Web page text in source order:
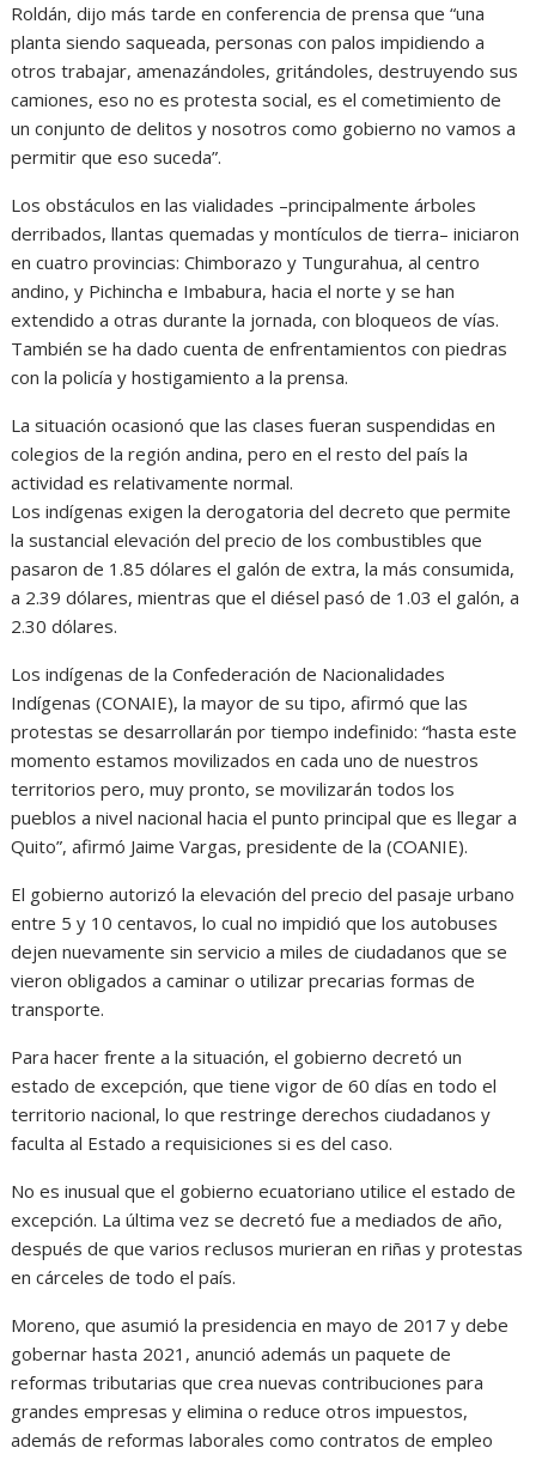
Roldán, dijo más tarde en conferencia de prensa que “una
planta siendo saqueada, personas con palos impidiendo a
otros trabajar, amenazándoles, gritándoles, destruyendo sus
camiones, eso no es protesta social, es el cometimiento de
un conjunto de delitos y nosotros como gobierno no vamos a
permitir que eso suceda”.
Los obstáculos en las vialidades –principalmente árboles
derribados, llantas quemadas y montículos de tierra– iniciaron
en cuatro provincias: Chimborazo y Tungurahua, al centro
andino, y Pichincha e Imbabura, hacia el norte y se han
extendido a otras durante la jornada, con bloqueos de vías.
También se ha dado cuenta de enfrentamientos con piedras
con la policía y hostigamiento a la prensa.
La situación ocasionó que las clases fueran suspendidas en
colegios de la región andina, pero en el resto del país la
actividad es relativamente normal.
Los indígenas exigen la derogatoria del decreto que permite
la sustancial elevación del precio de los combustibles que
pasaron de 1.85 dólares el galón de extra, la más consumida,
a 2.39 dólares, mientras que el diésel pasó de 1.03 el galón, a
2.30 dólares.
Los indígenas de la Confederación de Nacionalidades
Indígenas (CONAIE), la mayor de su tipo, afirmó que las
protestas se desarrollarán por tiempo indefinido: “hasta este
momento estamos movilizados en cada uno de nuestros
territorios pero, muy pronto, se movilizarán todos los
pueblos a nivel nacional hacia el punto principal que es llegar a
Quito”, afirmó Jaime Vargas, presidente de la (COANIE).
El gobierno autorizó la elevación del precio del pasaje urbano
entre 5 y 10 centavos, lo cual no impidió que los autobuses
dejen nuevamente sin servicio a miles de ciudadanos que se
vieron obligados a caminar o utilizar precarias formas de
transporte.
Para hacer frente a la situación, el gobierno decretó un
estado de excepción, que tiene vigor de 60 días en todo el
territorio nacional, lo que restringe derechos ciudadanos y
faculta al Estado a requisiciones si es del caso.
No es inusual que el gobierno ecuatoriano utilice el estado de
excepción. La última vez se decretó fue a mediados de año,
después de que varios reclusos murieran en riñas y protestas
en cárceles de todo el país.
Moreno, que asumió la presidencia en mayo de 2017 y debe
gobernar hasta 2021, anunció además un paquete de
reformas tributarias que crea nuevas contribuciones para
grandes empresas y elimina o reduce otros impuestos,
además de reformas laborales como contratos de empleo